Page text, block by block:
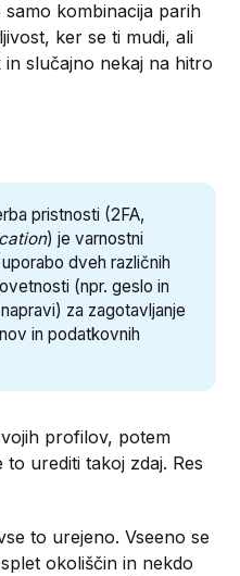
kombinacija parih
ker se ti mudi, ali
slučajno nekaj na hitro
pristnosti (2FA,
) je varnostni
dveh različnih
(npr. geslo in
za zagotavljanje
in podatkovnih
profilov, potem
urediti takoj zdaj. Res
to urejeno. Vseeno se
okoliščin in nekdo